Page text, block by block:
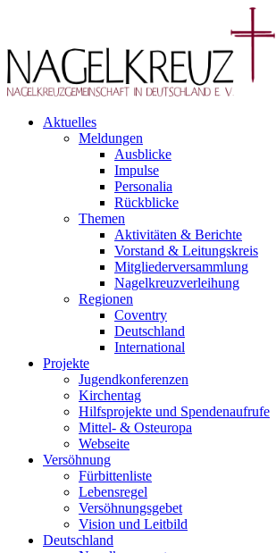
Aktuelles
Meldungen
Ausblicke
Impulse
Personalia
Rückblicke
Themen
Aktivitäten & Berichte
Vorstand & Leitungskreis
Mitgliederversammlung
Nagelkreuzverleihung
Regionen
Coventry
Deutschland
International
Projekte
Jugendkonferenzen
Kirchentag
Hilfsprojekte und Spendenaufrufe
Mittel- & Osteuropa
Webseite
Versöhnung
Fürbittenliste
Lebensregel
Versöhnungsgebet
Vision und Leitbild
Deutschland